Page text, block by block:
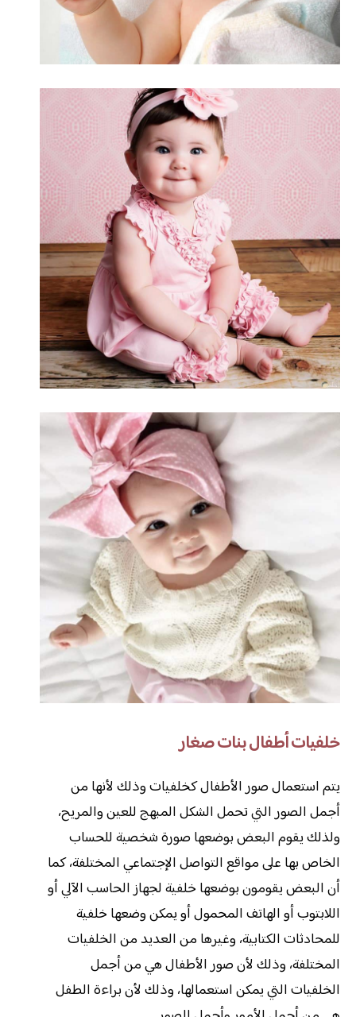
خلفيات أطفال بنات صغار
يتم استعمال صور الأطفال كخلفيات وذلك لأنها من
أجمل الصور التي تحمل الشكل المبهج للعين والمريح،
ولذلك يقوم البعض بوضعها صورة شخصية للحساب
الخاص بها على مواقع التواصل الإجتماعي المختلفة، كما
أن البعض يقومون بوضعها خلفية لجهاز الحاسب الآلي أو
اللابتوب أو الهاتف المحمول أو يمكن وضعها خلفية
للمحادثات الكتابية، وغيرها من العديد من الخلفيات
المختلفة، وذلك لأن صور الأطفال هي من أجمل
الخلفيات التي يمكن استعمالها، وذلك لأن براءة الطفل